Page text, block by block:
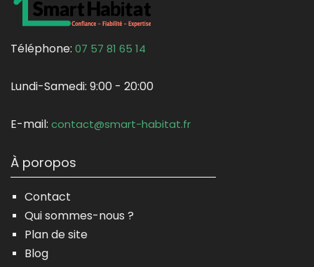
Téléphone: 07 57 81 65 14
Lundi-Samedi: 9:00 - 20:00
E-mail: contact@smart-habitat.fr
À poropos
Contact
Qui sommes-nous ?
Plan de site
Blog